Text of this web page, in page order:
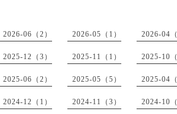
2026-06（2） 2026-05（1） 2026-04（
2025-12（3） 2025-11（1） 2025-10（
2025-06（2） 2025-05（5） 2025-04（
2024-12（1） 2024-11（3） 2024-10（